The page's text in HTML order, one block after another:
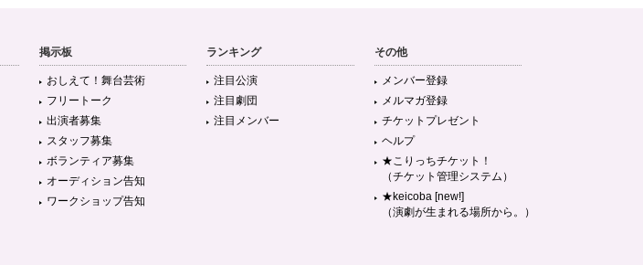
掲示板
おしえて！舞台芸術
フリートーク
出演者募集
スタッフ募集
ボランティア募集
オーディション告知
ワークショップ告知
ランキング
注目公演
注目劇団
注目メンバー
その他
メンバー登録
メルマガ登録
チケットプレゼント
ヘルプ
★こりっちチケット！
（チケット管理システム）
★keicoba [new!]
（演劇が生まれる場所から。）